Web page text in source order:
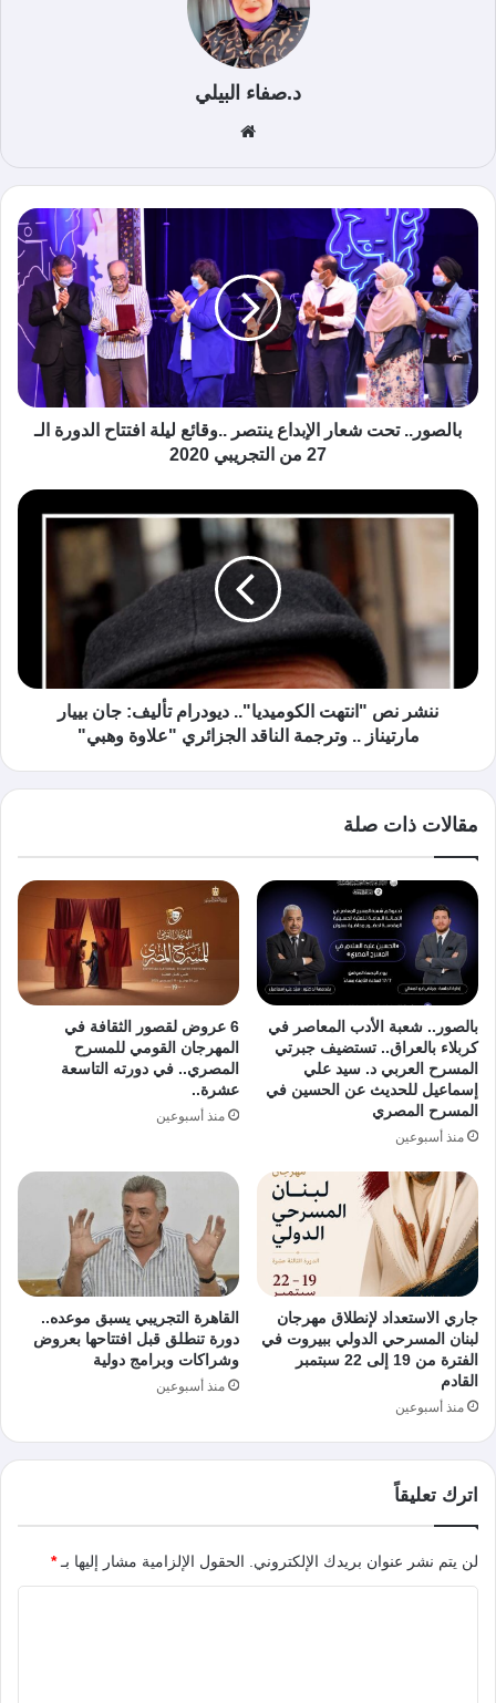
د.صفاء البيلي
الوي
ب
بالصور.. تحت شعار الإبداع ينتصر ..وقائع ليلة افتتاح الدورة الـ
27 من التجريبي 2020
ننشر نص "انتهت الكوميديا".. ديودرام تأليف: جان بييار
مارتيناز .. وترجمة الناقد الجزائري "علاوة وهبي"
مقالات ذات صلة
بالصور.. شعبة الأدب المعاصر في
كربلاء بالعراق.. تستضيف جبرتي
المسرح العربي د. سيد علي
إسماعيل للحديث عن الحسين في
المسرح المصري
منذ أسبوعين
6 عروض لقصور الثقافة في
المهرجان القومي للمسرح
المصري.. في دورته التاسعة
عشرة..
منذ أسبوعين
جاري الاستعداد لإنطلاق مهرجان
لبنان المسرحي الدولي ببيروت في
الفترة من 19 إلى 22 سبتمبر
القادم
منذ أسبوعين
القاهرة التجريبي يسبق موعده..
دورة تنطلق قبل افتتاحها بعروض
وشراكات وبرامج دولية
منذ أسبوعين
اترك تعليقاً
لن يتم نشر عنوان بريدك الإلكتروني. الحقول الإلزامية مشار إليها بـ*